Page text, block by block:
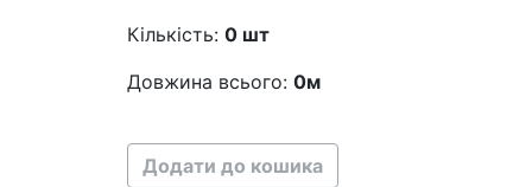
Кількість: 0шт
Довжина всього: 0м
Додати до кошика